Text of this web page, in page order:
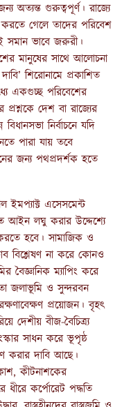
অত্যন্ত গুরুত্বপূর্ণ। রাজ্যে
করতে গেলে তাদের পরিবেশ
সমান ভাবে জরুরী।
মানুষের সাথে আলোচনা
শিরোনামে প্রকাশিত
একগুচ্ছ পরিবেশের
প্রশ্নকে দেশ বা রাজ্যের
নির্বাচনে যদি
পারা যায় তবে
জন্য পথপ্রদর্শক হতে
এসেসমেন্ট
আইন লঘু করার উদ্দেশ্যে
হবে। সামাজিক ও
বিশ্লেষণ না করে কোনও
বৈজ্ঞানিক ম্যাপিং করে
জলাভূমি ও সুন্দরবন
প্রয়োজন। বৃহৎ
দেশীয় বীজ-বৈচিত্র্য
সাধন করে ভূপৃষ্ঠ
করার দাবি আছে।
কীটনাশকের
ধীরে কর্পোরেট পদ্ধতি